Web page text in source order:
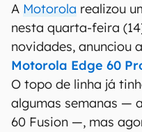
A Motorola realizou
nesta quarta-feira
novidades, anunciou
Motorola Edge 60
O topo de linha já
algumas semanas —
60 Fusion —, mas